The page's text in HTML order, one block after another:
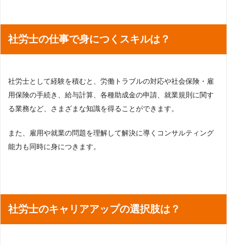
社労士の仕事で身につくスキルは？
社労士として経験を積むと、労働トラブルの対応や社会保険・雇
用保険の手続き、給与計算、各種助成金の申請、就業規則に関す
る業務など、さまざまな知識を得ることができます。
また、雇用や就業の問題を理解して解決に導くコンサルティング
能力も同時に身につきます。
社労士のキャリアアップの選択肢は？